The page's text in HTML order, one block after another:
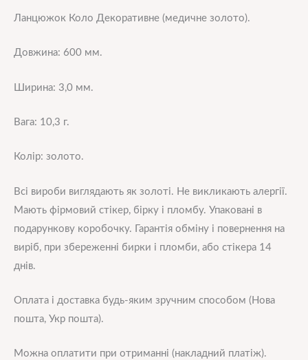
Ланцюжок Коло Декоративне (медичне золото).
Довжина: 600 мм.
Ширина: 3,0 мм.
Вага: 10,3 г.
Колір: золото.
Всі вироби виглядають як золоті. Не викликають алергії.
Мають фірмовий стікер, бірку і пломбу. Упаковані в
подарункову коробочку. Гарантія обміну і повернення на
виріб, при збереженні бирки і пломби, або стікера 14
днів.
Оплата і доставка будь-яким зручним способом (Нова
пошта, Укр пошта).
Можна оплатити при отриманні (накладний платіж).